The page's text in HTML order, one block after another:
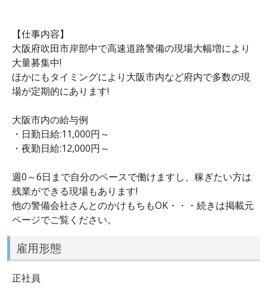
【仕事内容】
大阪府吹田市岸部中で高速道路警備の現場大幅増により
大量募集中!
ほかにもタイミングにより大阪市内など府内で多数の現
場が定期的にあります!
大阪市内の給与例
・日勤日給:11,000円～
・夜勤日給:12,000円～
週0～6日まで自分のペースで働けますし、稼ぎたい方は
残業ができる現場もあります!
他の警備会社さんとのかけもちもOK・・・続きは掲載元
ページでご覧ください。
雇用形態
正社員